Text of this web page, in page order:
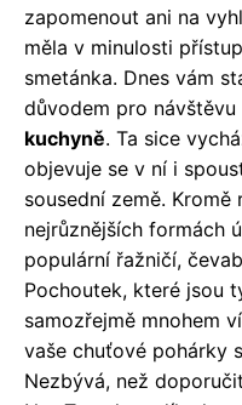
zapomenout ani na
měla v minulosti
smetánka. Dnes vám
důvodem pro
kuchyně. Ta sice
objevuje se v ní i
sousední země.
nejrůznějších formách
populární řažničí,
Pochoutek, které jsou
samozřejmě mnohem
vaše chuťové pohárky
Nezbývá, než doporučit